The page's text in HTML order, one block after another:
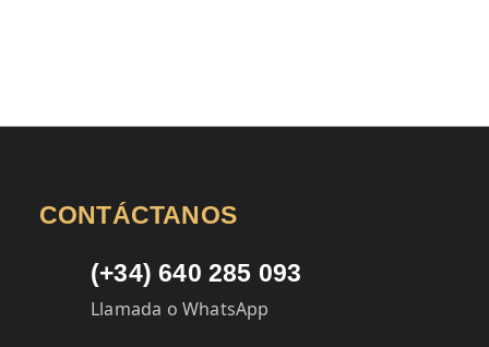
CONTÁCTANOS
(+34) 640 285 093
Llamada o WhatsApp